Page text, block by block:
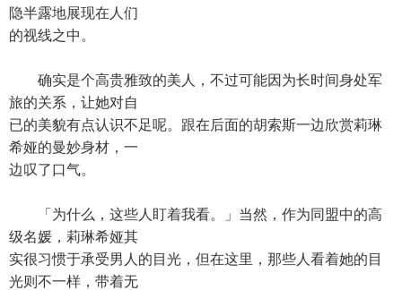
隐半露地展现在人们
的视线之中。
确实是个高贵雅致的美人，不过可能因为长时间身处军
旅的关系，让她对自
已的美貌有点认识不足呢。跟在后面的胡索斯一边欣赏莉琳
希娅的曼妙身材，一
边叹了口气。
「为什么，这些人盯着我看。」当然，作为同盟中的高
级名媛，莉琳希娅其
实很习惯于承受男人的目光，但在这里，那些人看着她的目
光则不一样，带着无